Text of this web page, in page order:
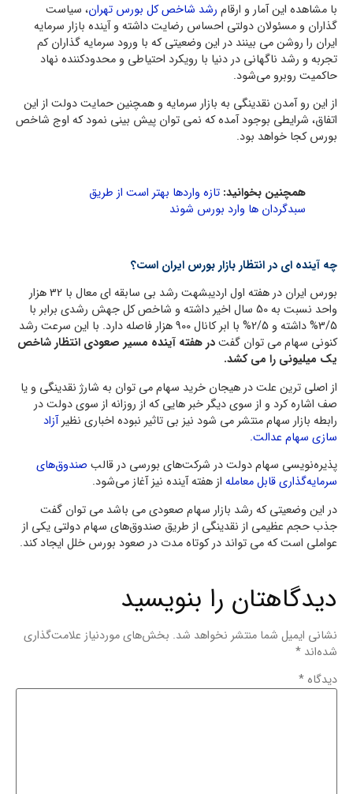
با مشاهده این آمار و ارقام رشد شاخص کل بورس تهران، سیاست
گذاران و مسئولان دولتی احساس رضایت داشته و آینده بازار سرمایه
ایران را روشن می بینند در این وضعیتی که با ورود سرمایه گذاران کم
تجربه و رشد ناگهانی در دنیا با رویکرد احتیاطی و محدود‌کننده نهاد
حاکمیت روبرو می‌شود.
از این رو آمدن نقدینگی به بازار سرمایه و همچنین حمایت دولت از این
اتفاق، شرایطی بوجود آمده که نمی توان پیش بینی نمود که اوج شاخص
بورس کجا خواهد بود.
همچنین بخوانید: تازه واردها بهتر است از طریق
سبدگردان ها وارد بورس شوند
چه آینده ای در انتظار بازار بورس ایران است؟
بورس ایران در هفته اول اردیبشهت رشد بی سابقه ای معال با 32 هزار
واحد نسبت به 50 سال اخیر داشته و شاخص کل جهش رشدی برابر با
3/5% داشته و 2/5% با ابر کانال 900 هزار فاصله دارد. با این سرعت رشد
کنونی سهام می توان گفتدر هفته آینده مسیر صعودی انتظار شاخص
یک میلیونی را می کشد.
از اصلی ترین علت در هیجان خرید سهام می توان به شارژ نقدینگی و یا
صف اشاره کرد و از سوی دیگر خبر هایی که از روزانه از سوی دولت در
رابطه بازار سهام منتشر می شود نیز بی تاثیر نبوده اخباری نظیرآزاد
سازی سهام عدالت.
پذیره‌نویسی سهام دولت در شرکت‌های بورسی در قالب صندوق‌های
سرمایه‌گذاری قابل معامله از هفته آینده نیز آغاز می‌شود.
در این وضعیتی که رشد بازار سهام صعودی می باشد می توان گفت
جذب حجم عظیمی از نقدینگی از طریق صندوق‌های سهام دولتی یکی از
عواملی است که می تواند در کوتاه‌ مدت در صعود بورس خلل ایجاد کند.
دیدگاهتان را بنویسید
نشانی ایمیل شما منتشر نخواهد شد. بخش‌های موردنیاز علامت‌گذاری
شده‌اند *
دیدگاه *